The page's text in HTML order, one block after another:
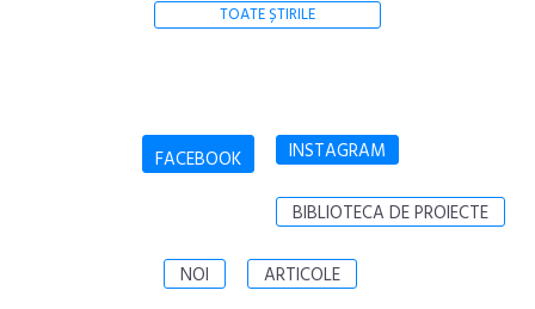
TOATE ȘTIRILE
FACEBOOK INSTAGRAM
BIBLIOTECA DE PROIECTE
NOI ARTICOLE